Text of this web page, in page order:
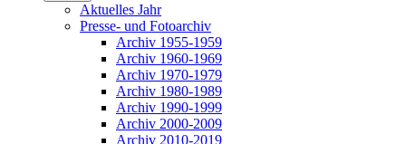
Aktuelles Jahr
Presse- und Fotoarchiv
Archiv 1955-1959
Archiv 1960-1969
Archiv 1970-1979
Archiv 1980-1989
Archiv 1990-1999
Archiv 2000-2009
Archiv 2010-2019